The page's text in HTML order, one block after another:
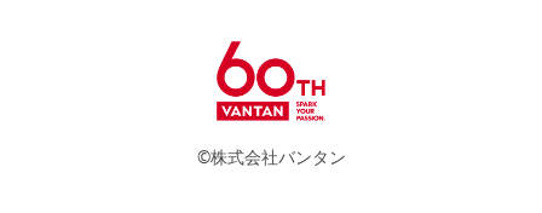
©株式会社バンタン